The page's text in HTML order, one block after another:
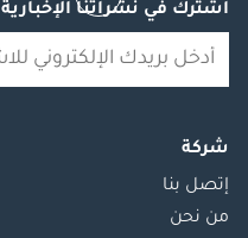
اشترك في نشراتنا الإخبارية
شركة
إتصل بنا
من نحن